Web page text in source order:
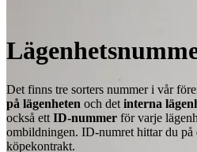
Det finns tre sorters nummer i vår
på lägenheten och det interna
också ett ID-nummer för varje
ombildningen. ID-numret hittar du
köpekontrakt.